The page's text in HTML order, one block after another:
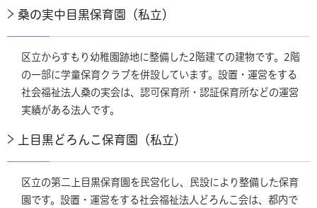
桑の実中目黒保育園（私立）
区立からすもり幼稚園跡地に整備した2階建ての建物です。2階
の一部に学童保育クラブを併設しています。設置・運営をする
社会福祉法人桑の実会は、認可保育所・認証保育所などの運営
実績がある法人です。
上目黒どろんこ保育園（私立）
区立の第二上目黒保育園を民営化し、民設により整備した保育
園です。設置・運営をする社会福祉法人どろんこ会は、都内で